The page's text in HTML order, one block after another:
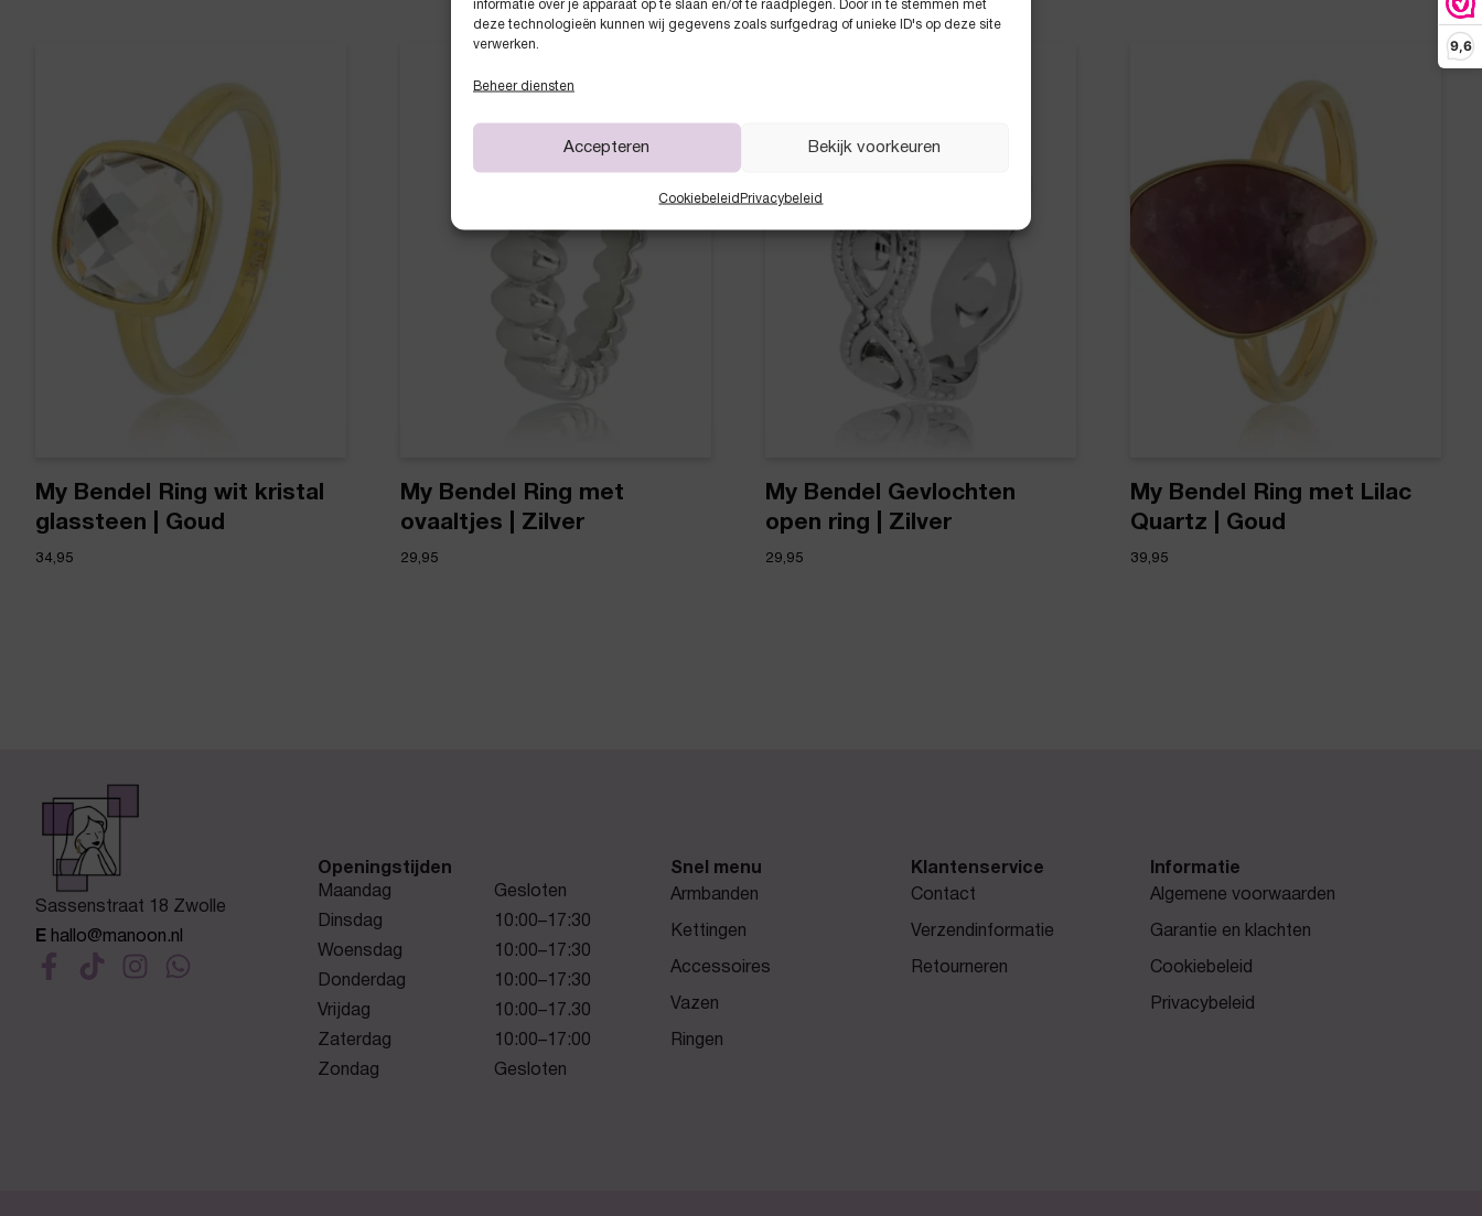
9,6
informatie over je apparaat op te slaan en/of te raadplegen. Door in te stemmen met
deze technologieën kunnen wij gegevens zoals surfgedrag of unieke ID's op deze site
verwerken.
Beheer diensten
Accepteren Bekijk voorkeuren
Cookiebeleid Privacybeleid
My Bendel Ring wit kristal
glassteen | Goud
34,95
My Bendel Ring met
ovaaltjes | Zilver
29,95
My Bendel Gevlochten
open ring | Zilver
29,95
My Bendel Ring met Lilac
Quartz | Goud
39,95
Sassenstraat 18 Zwolle
E hallo@manoon.nl
Openingstijden
Maandag
Gesloten
Dinsdag
10:00–17:30
Woensdag
10:00–17:30
Donderdag
10:00–17:30
Vrijdag
10:00–17.30
Zaterdag
10:00–17:00
Zondag
Gesloten
Snel menu
Armbanden
Kettingen
Accessoires
Vazen
Ringen
Klantenservice
Contact
Verzendinformatie
Retourneren
Informatie
Algemene voorwaarden
Garantie en klachten
Cookiebeleid
Privacybeleid